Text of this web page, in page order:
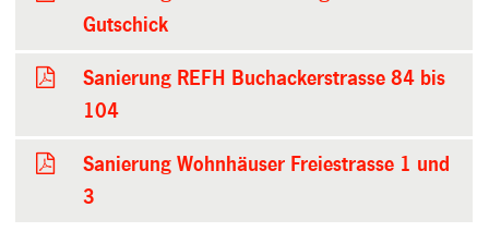
Gutschick
Sanierung REFH Buchackerstrasse 84 bis
104
Sanierung Wohnhäuser Freiestrasse 1 und
3